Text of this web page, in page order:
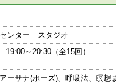
ンター スタジオ
～20:30（全15回）
ーサナ(ポーズ)、呼吸法、瞑想